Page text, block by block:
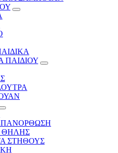
ΠΑΙΔΙΟΥ
ΘΗΛΗΣ
ΣΤΗΘΟΥΣ